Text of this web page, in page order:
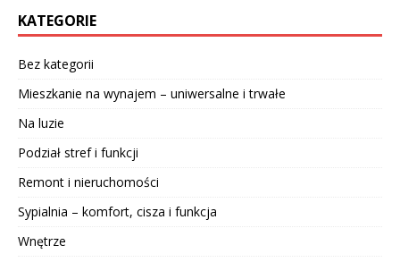
KATEGORIE
Bez kategorii
Mieszkanie na wynajem – uniwersalne i trwałe
Na luzie
Podział stref i funkcji
Remont i nieruchomości
Sypialnia – komfort, cisza i funkcja
Wnętrze